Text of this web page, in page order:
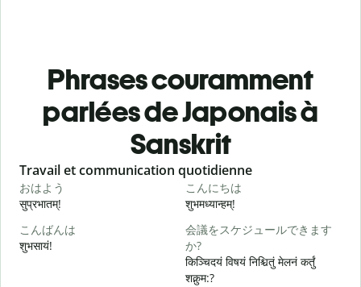
Phrases couramment
parlées de Japonais à
Sanskrit
Slide 1 of 6
Travail et communication quotidienne
おはよう
सुप्रभातम्!
こんにちは
शुभमध्यान्हम्!
こんばんは
शुभसायं!
会議をスケジュールできます
か?
किञ्चिदयं विषयं निश्चितुं मेलनं कर्तुं
शक्नुम:?